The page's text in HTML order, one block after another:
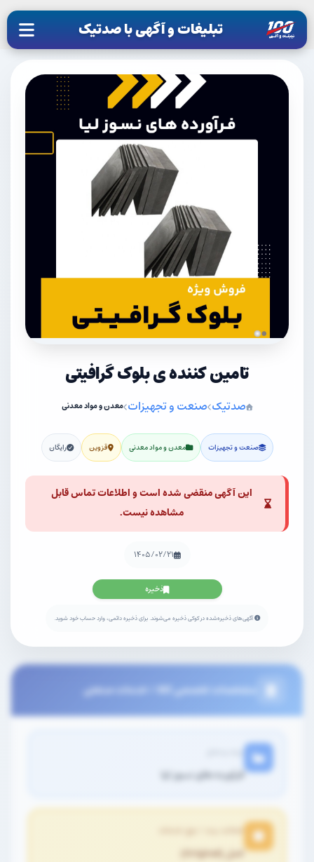
تبلیغات و آگهی با صدتیک
تامین کننده ی بلوک گرافیتی
صدتیک صنعت و تجهیزات معدن و مواد معدنی
صنعت و تجهیزات معدن و مواد معدنی قزوین رایگان
این آگهی منقضی شده است و اطلاعات تماس قابل
مشاهده نیست.
۱۴۰۵/۰۲/۲۱
ذخیره
آگهی‌های ذخیره‌شده در کوکی ذخیره می‌شوند. برای ذخیره دائمی، وارد حساب خود شوید.
مشخصات تخصصی کالا / خدمات صنعتی
فرآورده های نسوز لیا
اصل (Original)